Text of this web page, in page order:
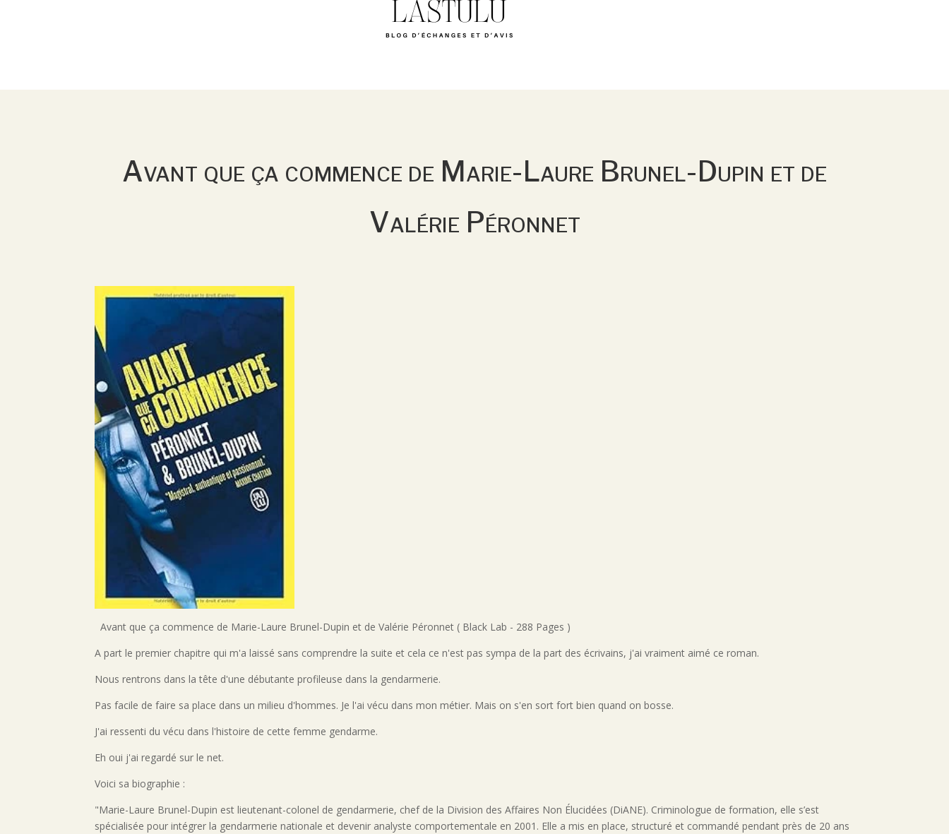
Avant que ça commence de Marie-Laure Brunel-Dupin et de
Valérie Péronnet
Avant que ça commence de Marie-Laure Brunel-Dupin et de Valérie Péronnet ( Black Lab - 288 Pages )
A part le premier chapitre qui m'a laissé sans comprendre la suite et cela ce n'est pas sympa de la part des écrivains, j'ai vraiment aimé ce roman.
Nous rentrons dans la tête d'une débutante profileuse dans la gendarmerie.
Pas facile de faire sa place dans un milieu d'hommes. Je l'ai vécu dans mon métier. Mais on s'en sort fort bien quand on bosse.
J'ai ressenti du vécu dans l'histoire de cette femme gendarme.
Eh oui j'ai regardé sur le net.
Voici sa biographie :
"Marie-Laure Brunel-Dupin est lieutenant-colonel de gendarmerie, chef de la Division des Affaires Non Élucidées (DiANE). Criminologue de formation, elle s’est
spécialisée pour intégrer la gendarmerie nationale et devenir analyste comportementale en 2001. Elle a mis en place, structuré et commandé pendant près de 20 ans